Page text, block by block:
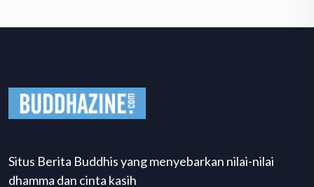
Situs Berita Buddhis yang menyebarkan nilai-nilai
dhamma dan cinta kasih